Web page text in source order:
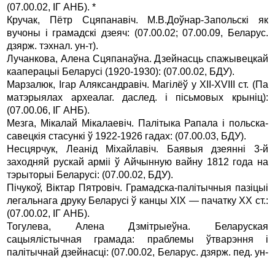
(07.00.02, IГ АНБ). *
Кручак, Пётр Сцяпанавiч. М.В.Доўнар-Запольскi як
вучоны i грамадскi дзеяч: (07.00.02; 07.00.09, Беларус.
дзярж. тэхнал. ун-т).
Лучанкова, Алена Сцяпанаўна. Дзейнасць спажывецкай
кааперацыi Беларусi (1920-1930): (07.00.02, БДУ).
Марзалюк, Iгар Аляксандравiч. Магiлёў у XII-XVIII ст. (Па
матэрыялах археалаг. даслед. i пiсьмовых крынiц):
(07.00.06, IГ АНБ).
Мезга, Мiкалай Мiкалаевiч. Палiтыка Рапала i польска-
савецкiя стасункi ў 1922-1926 гадах: (07.00.03, БДУ).
Несцярчук, Леанiд Мiхайлавiч. Баявыя дзеяннi 3-й
заходняй рускай армii ў Айчынную вайну 1812 года на
тэрыторыi Беларусi: (07.00.02, БДУ).
Пiчукоў, Вiктар Пятровiч. Грамадска-палiтычныя пазiцыi
легальнага друку Беларусi ў канцы XIX — пачатку XX ст.:
(07.00.02, IГ АНБ).
Тогулева, Алена Дзмiтрыеўна. Беларуская
сацыялiстычная грамада: праблемы ўтварэння i
палiтычнай дзейнасцi: (07.00.02, Беларус. дзярж. пед. ун-